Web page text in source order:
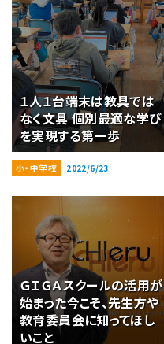
１人１台端末は教具では
なく文具 個別最適な学び
を実現する第一歩
小・中学校 2022/6/23
ＧＩＧＡスクールの活用が
始まった今こそ、先生方や
教育委員会に知ってほし
いこと